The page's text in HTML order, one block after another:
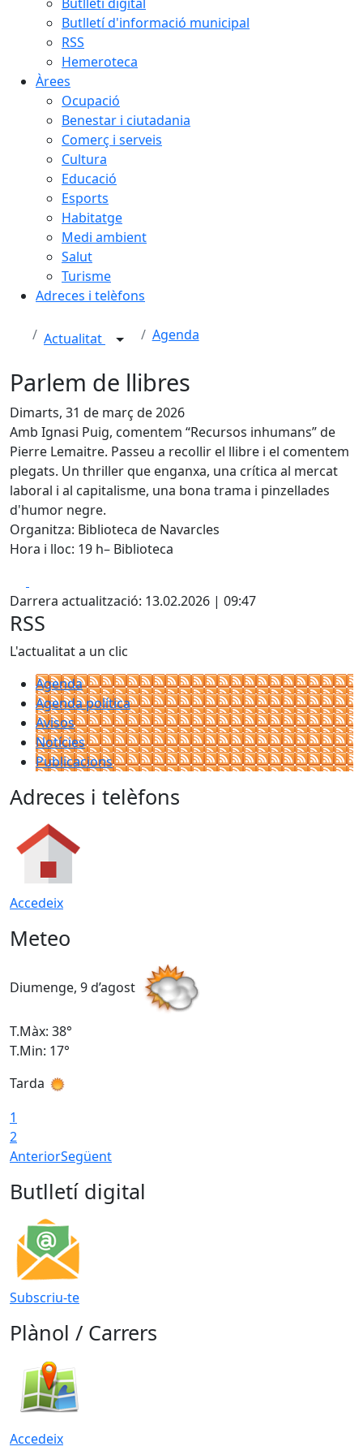
Butlletí d'informació municipal
RSS
Hemeroteca
Àrees
Ocupació
Benestar i ciutadania
Comerç i serveis
Cultura
Educació
Esports
Habitatge
Medi ambient
Salut
Turisme
Adreces i telèfons
Actualitat Agenda
Parlem de llibres
Dimarts, 31 de març de 2026
Amb Ignasi Puig, comentem “Recursos inhumans” de
Pierre Lemaitre. Passeu a recollir el llibre i el comentem
plegats. Un thriller que enganxa, una crítica al mercat
laboral i al capitalisme, una bona trama i pinzellades
d'humor negre.
Organitza: Biblioteca de Navarcles
Hora i lloc: 19 h– Biblioteca
Darrera actualització: 13.02.2026 | 09:47
RSS
L'actualitat a un clic
Agenda
Agenda política
Avisos
Notícies
Publicacions
Adreces i telèfons
Accedeix
Meteo
Diumenge, 9 d’agost
T.Màx: 38°
T.Min: 17°
Tarda
1
2
AnteriorSegüent
Butlletí digital
Subscriu-te
Plànol / Carrers
Accedeix